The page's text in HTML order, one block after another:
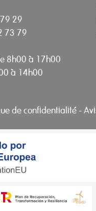
29
73 79
8h00 à 17h00
à 14h00
de confidentialité -